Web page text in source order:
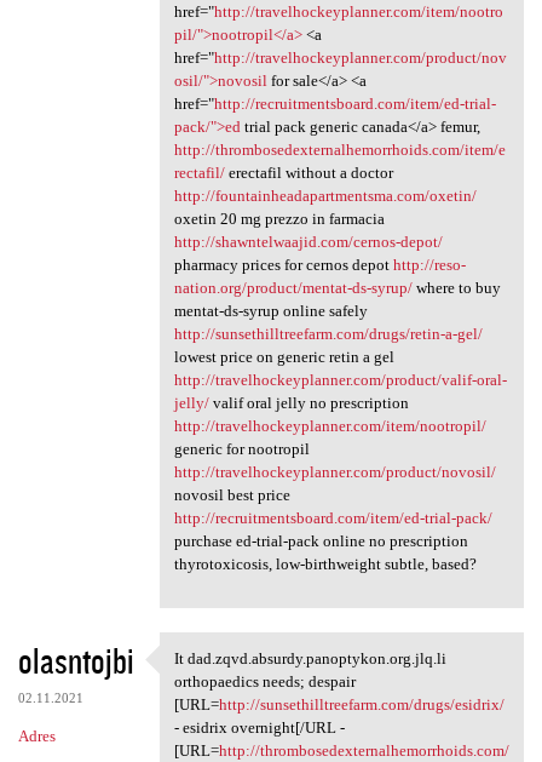
href="http://travelhockeyplanner.com/item/nootro
pil/">nootropil</a><a
href="http://travelhockeyplanner.com/product/nov
osil/">novosil for sale</a> <a
href="http://recruitmentsboard.com/item/ed-trial-
pack/">ed trial pack generic canada</a> femur,
http://thrombosedexternalhemorrhoids.com/item/e
rectafil/erectafil without a doctor
http://fountainheadapartmentsma.com/oxetin/
oxetin 20 mg prezzo in farmacia
http://shawntelwaajid.com/cernos-depot/
pharmacy prices for cernos depot http://reso-
nation.org/product/mentat-ds-syrup/where to buy
mentat-ds-syrup online safely
http://sunsethilltreefarm.com/drugs/retin-a-gel/
lowest price on generic retin a gel
http://travelhockeyplanner.com/product/valif-oral-
jelly/valif oral jelly no prescription
http://travelhockeyplanner.com/item/nootropil/
generic for nootropil
http://travelhockeyplanner.com/product/novosil/
novosil best price
http://recruitmentsboard.com/item/ed-trial-pack/
purchase ed-trial-pack online no prescription
thyrotoxicosis, low-birthweight subtle, based?
olasntojbi
02.11.2021
Adres
It dad.zqvd.absurdy
It dad.zqvd.absurdy.panoptykon.org.jlq.li
orthopaedics needs; despair
[URL=http://sunsethilltreefarm.com/drugs/esidrix/
- esidrix overnight[/URL -
[URL=http://thrombosedexternalhemorrhoids.com/